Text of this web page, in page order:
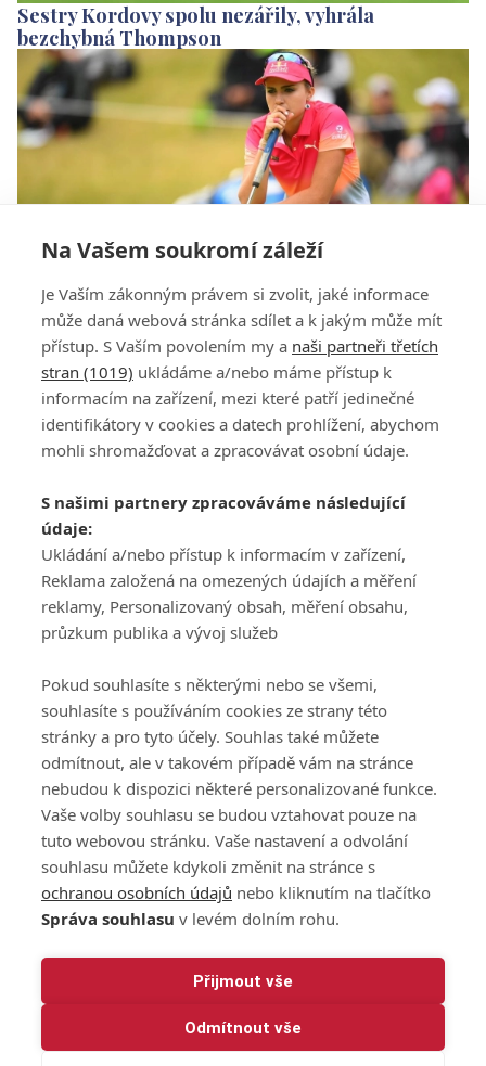
Na Vašem soukromí záleží
Je Vaším zákonným právem si zvolit, jaké informace
může daná webová stránka sdílet a k jakým může mít
přístup. S Vaším povolením my a naši partneři třetích
stran (1019) ukládáme a/nebo máme přístup k
informacím na zařízení, mezi které patří jedinečné
identifikátory v cookies a datech prohlížení, abychom
mohli shromažďovat a zpracovávat osobní údaje.
S našimi partnery zpracováváme následující
údaje:
Ukládání a/nebo přístup k informacím v zařízení,
Reklama založená na omezených údajích a měření
reklamy, Personalizovaný obsah, měření obsahu,
průzkum publika a vývoj služeb
Pokud souhlasíte s některými nebo se všemi,
souhlasíte s používáním cookies ze strany této
stránky a pro tyto účely. Souhlas také můžete
odmítnout, ale v takovém případě vám na stránce
nebudou k dispozici některé personalizované funkce.
Vaše volby souhlasu se budou vztahovat pouze na
tuto webovou stránku. Vaše nastavení a odvolání
souhlasu můžete kdykoli změnit na stránce s
ochranou osobních údajů nebo kliknutím na tlačítko
Správa souhlasu v levém dolním rohu.
Přijmout vše
Odmítnout vše
Sestry Kordovy spolu nezářily, vyhrála
bezchybná Thompson
Krutý rok Lexi Thompson. Na hřišti i mimo něj
Všeobecné obchodní
podmínky služby
GolfExtra.cz Premium
Podmínky zpracování
osobních údajů při
GolfExtra
Ceník GolfExtra.cz
Premium
Doporučené odkazy
ATV CZ, s.r.o.
140 00 Praha 4
Editor
Honza Fait
+420 723 898 969
fait@golfextra.cz
Obchod
Edita Hanušová
+420 724 150 784
hanusova@relmost.cz
Pavel Poulíček